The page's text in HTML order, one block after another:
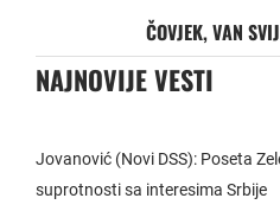
ČOVJEK, VAN
NAJNOVIJE VESTI
Jovanović (Novi DSS): Poseta
suprotnosti sa interesima Srbije